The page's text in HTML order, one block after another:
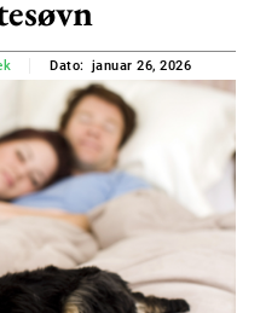
Dato: januar 26, 2026